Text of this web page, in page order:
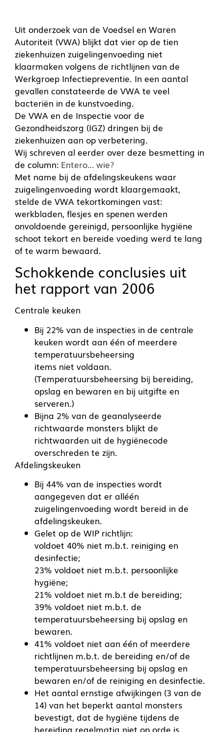
Uit onderzoek van de Voedsel en Waren
Autoriteit (VWA) blijkt dat vier op de tien
ziekenhuizen zuigelingenvoeding niet
klaarmaken volgens de richtlijnen van de
Werkgroep Infectiepreventie. In een aantal
gevallen constateerde de VWA te veel
bacteriën in de kunstvoeding.
De VWA en de Inspectie voor de
Gezondheidszorg (IGZ) dringen bij de
ziekenhuizen aan op verbetering.
Wij schreven al eerder over deze besmetting in
de column: Entero… wie?
Met name bij de afdelingskeukens waar
zuigelingenvoeding wordt klaargemaakt,
stelde de VWA tekortkomingen vast:
werkbladen, flesjes en spenen werden
onvoldoende gereinigd, persoonlijke hygiëne
schoot tekort en bereide voeding werd te lang
of te warm bewaard.
Schokkende conclusies uit
het rapport van 2006
Centrale keuken
Bij 22% van de inspecties in de centrale
keuken wordt aan één of meerdere
temperatuursbeheersing
items niet voldaan.
(Temperatuursbeheersing bij bereiding,
opslag en bewaren en bij uitgifte en
serveren.)
Bijna 2% van de geanalyseerde
richtwaarde monsters blijkt de
richtwaarden uit de hygiënecode
overschreden te zijn.
Afdelingskeuken
Bij 44% van de inspecties wordt
aangegeven dat er alléén
zuigelingenvoeding wordt bereid in de
afdelingskeuken.
Gelet op de WIP richtlijn:
voldoet 40% niet m.b.t. reiniging en
desinfectie;
23% voldoet niet m.b.t. persoonlijke
hygiëne;
21% voldoet niet m.b.t de bereiding;
39% voldoet niet m.b.t. de
temperatuursbeheersing bij opslag en
bewaren.
41% voldoet niet aan één of meerdere
richtlijnen m.b.t. de bereiding en/of de
temperatuursbeheersing bij opslag en
bewaren en/of de reiniging en desinfectie.
Het aantal ernstige afwijkingen (3 van de
14) van het beperkt aantal monsters
bevestigt, dat de hygiëne tijdens de
bereiding regelmatig niet op orde is.